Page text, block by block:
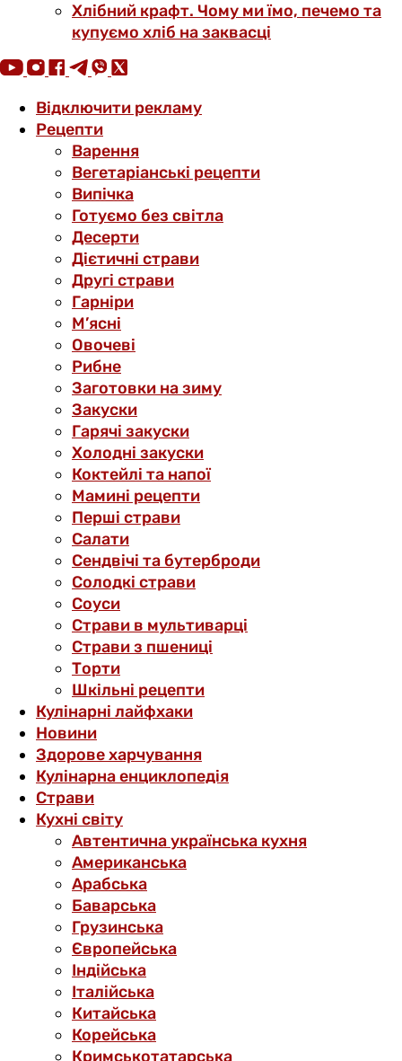
Хлібний крафт. Чому ми їмо, печемо та
купуємо хліб на заквасці
Відключити рекламу
Рецепти
Варення
Вегетаріанські рецепти
Випічка
Готуємо без світла
Десерти
Дієтичні страви
Другі страви
Гарніри
М’ясні
Овочеві
Рибне
Заготовки на зиму
Закуски
Гарячі закуски
Холодні закуски
Коктейлі та напої
Мамині рецепти
Перші страви
Салати
Сендвічі та бутерброди
Солодкі страви
Соуси
Страви в мультиварці
Страви з пшениці
Торти
Шкільні рецепти
Кулінарні лайфхаки
Новини
Здорове харчування
Кулінарна енциклопедія
Страви
Кухні світу
Автентична українська кухня
Американська
Арабська
Баварська
Грузинська
Європейська
Індійська
Італійська
Китайська
Корейська
Кримськотатарська